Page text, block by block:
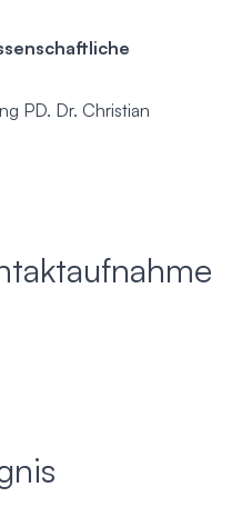
PD. Dr. Christian